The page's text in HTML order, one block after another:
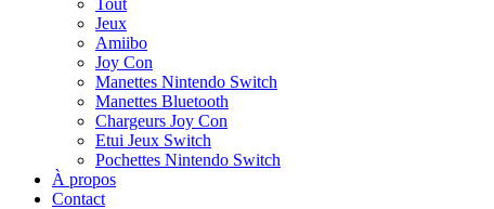
Tout
Jeux
Amiibo
Joy Con
Manettes Nintendo Switch
Manettes Bluetooth
Chargeurs Joy Con
Etui Jeux Switch
Pochettes Nintendo Switch
À propos
Contact